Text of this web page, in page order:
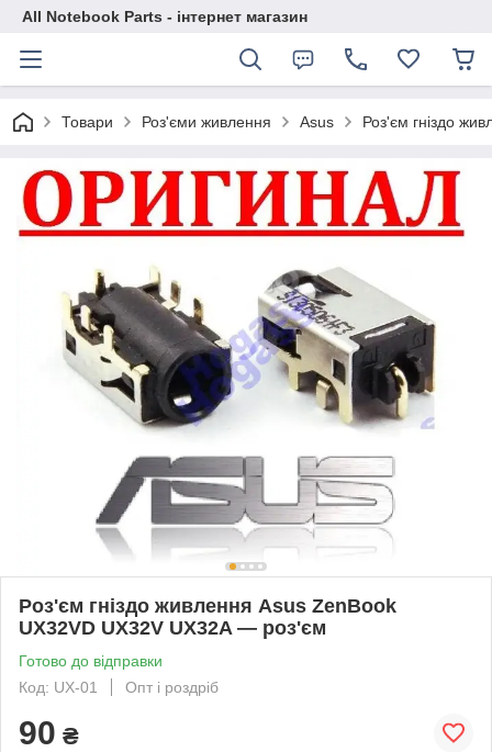
All Notebook Parts - інтернет магазин
Товари Роз'єми живлення Asus Роз'єм гніздо
Роз'єм гніздо живлення Asus ZenBook
UX32VD UX32V UX32A — роз'єм
Готово до відправки
Код: UX-01
Опт і роздріб
90 ₴